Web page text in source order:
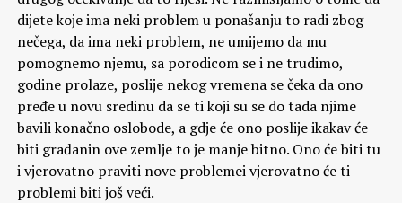
dijete koje ima neki problem u ponašanju to radi zbog
nečega, da ima neki problem, ne umijemo da mu
pomognemo njemu, sa porodicom se i ne trudimo,
godine prolaze, poslije nekog vremena se čeka da ono
pređe u novu sredinu da se ti koji su se do tada njime
bavili konačno oslobode, a gdje će ono poslije ikakav će
biti građanin ove zemlje to je manje bitno. Ono će biti tu
i vjerovatno praviti nove problemei vjerovatno će ti
problemi biti još veći.